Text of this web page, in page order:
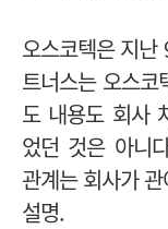
오스코텍은 지
트너스는 오스
도 내용도 회사
었던 것은 아니
관계는 회사가
설명.